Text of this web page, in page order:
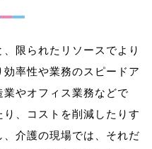
限られたリソースでより
率性や業務のスピードア
やオフィス業務などで
、コストを削減したりす
介護の現場では、それだ